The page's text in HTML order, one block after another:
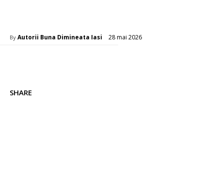
By Autorii Buna Dimineata Iasi 28 mai 2026
SHARE